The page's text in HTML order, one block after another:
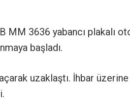
MM 3636 yabancı plakalı
başladı.
uzaklaştı. İhbar